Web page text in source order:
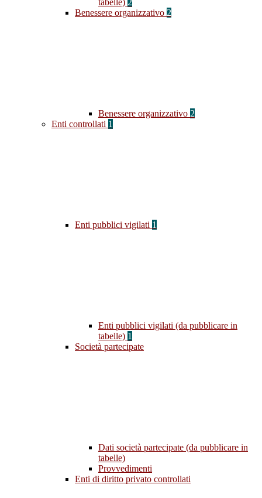
tabelle) 2
Benessere organizzativo 2
Benessere organizzativo 2
Enti controllati 1
Enti pubblici vigilati 1
Enti pubblici vigilati (da pubblicare in
tabelle) 1
Società partecipate
Dati società partecipate (da pubblicare in
tabelle)
Provvedimenti
Enti di diritto privato controllati